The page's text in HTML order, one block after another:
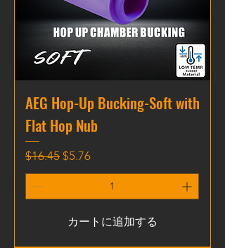
AEG Hop-Up Bucking-Soft with
Flat Hop Nub
通常価格
$16.45 セール価格
$5.76
カートに追加する